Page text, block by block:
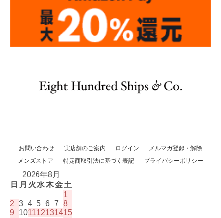
お問い合わせ 実店舗のご案内 ログイン
メルマガ登録・解除
メンズストア
特定商取引法に基づく表記 プライバシーポリシー
2026年8月
日 月 火 水木金土
1
2 3 4 5 6 7 8
9
101112131415